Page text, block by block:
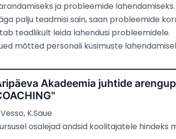
ja probleemide lahendamiseks.
palju teadmisi sain, saan probleemide
teadlikult leida lahendusi probleemidele.
mõtted personali küsimuste
Akadeemia juhtide
K.Saue
osalejad andsid koolitajatele hindeks